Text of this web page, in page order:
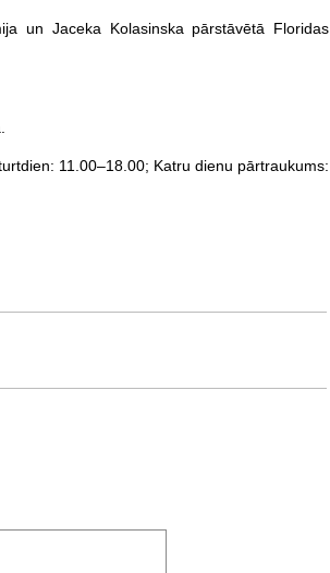
un Jaceka Kolasinska pārstāvētā Floridas
11.00–18.00; Katru dienu pārtraukums: